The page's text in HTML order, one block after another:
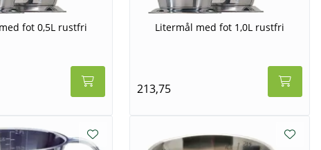
fot 0,5L rustfri Litermål med fot 1,0L rustfri
213,75